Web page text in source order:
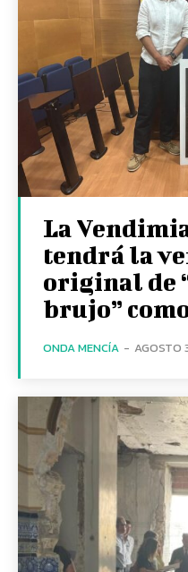
La
tendrá la
original de
brujo”
ONDA MENCÍA - AGOSTO